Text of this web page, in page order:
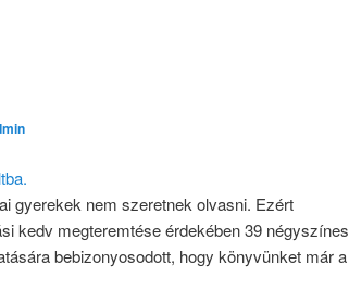
gyerekek nem szeretnek olvasni. Ezért
kedv megteremtése érdekében 39 négyszínes
bebizonyosodott, hogy könyvünket már a